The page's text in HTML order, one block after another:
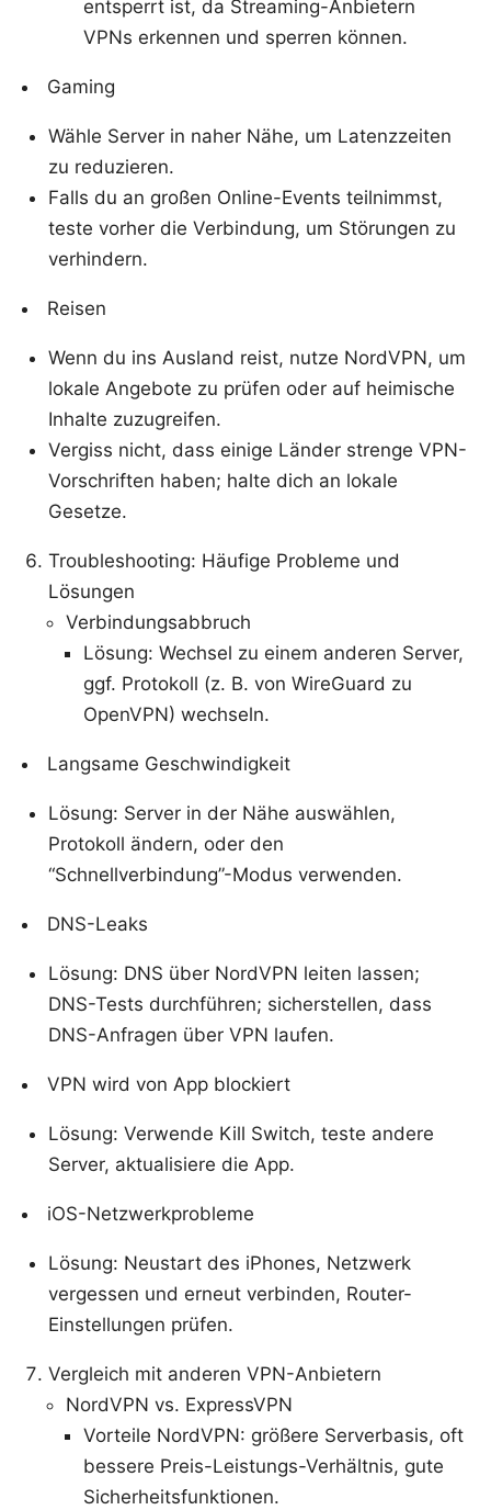
entsperrt ist, da Streaming-Anbietern
VPNs erkennen und sperren können.
Gaming
Wähle Server in naher Nähe, um Latenzzeiten
zu reduzieren.
Falls du an großen Online-Events teilnimmst,
teste vorher die Verbindung, um Störungen zu
verhindern.
Reisen
Wenn du ins Ausland reist, nutze NordVPN, um
lokale Angebote zu prüfen oder auf heimische
Inhalte zuzugreifen.
Vergiss nicht, dass einige Länder strenge VPN-
Vorschriften haben; halte dich an lokale
Gesetze.
Troubleshooting: Häufige Probleme und
Lösungen
Verbindungsabbruch
Lösung: Wechsel zu einem anderen Server,
ggf. Protokoll (z. B. von WireGuard zu
OpenVPN) wechseln.
Langsame Geschwindigkeit
Lösung: Server in der Nähe auswählen,
Protokoll ändern, oder den
“Schnellverbindung”-Modus verwenden.
DNS-Leaks
Lösung: DNS über NordVPN leiten lassen;
DNS-Tests durchführen; sicherstellen, dass
DNS-Anfragen über VPN laufen.
VPN wird von App blockiert
Lösung: Verwende Kill Switch, teste andere
Server, aktualisiere die App.
iOS-Netzwerkprobleme
Lösung: Neustart des iPhones, Netzwerk
vergessen und erneut verbinden, Router-
Einstellungen prüfen.
Vergleich mit anderen VPN-Anbietern
NordVPN vs. ExpressVPN
Vorteile NordVPN: größere Serverbasis, oft
bessere Preis-Leistungs-Verhältnis, gute
Sicherheitsfunktionen.